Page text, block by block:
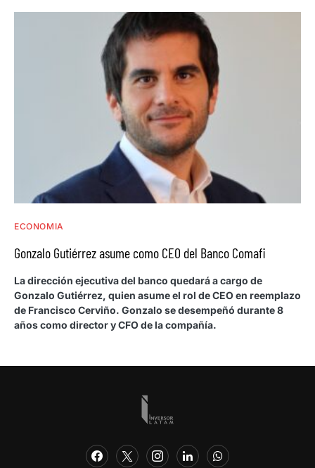
ECONOMIA
Gonzalo Gutiérrez asume como CEO del Banco Comafi
La dirección ejecutiva del banco quedará a cargo de
Gonzalo Gutiérrez, quien asume el rol de CEO en reemplazo
de Francisco Cerviño. Gonzalo se desempeñó durante 8
años como director y CFO de la compañía.